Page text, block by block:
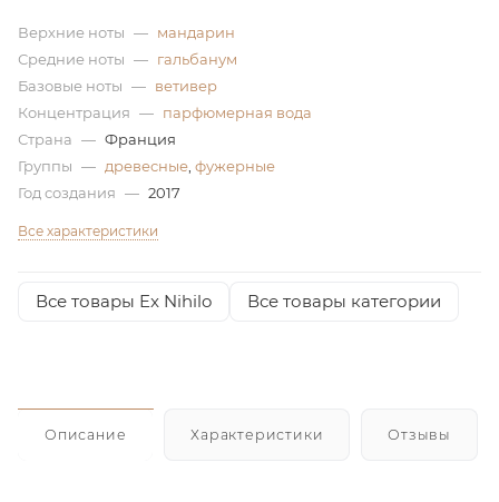
Верхние ноты — мандарин
Средние ноты — гальбанум
Базовые ноты — ветивер
Концентрация — парфюмерная вода
Страна — Франция
Группы — древесные фужерные
Год создания — 2017
Все характеристики
Все товары Ex Nihilo Все товары категории
Описание Характеристики Отзывы